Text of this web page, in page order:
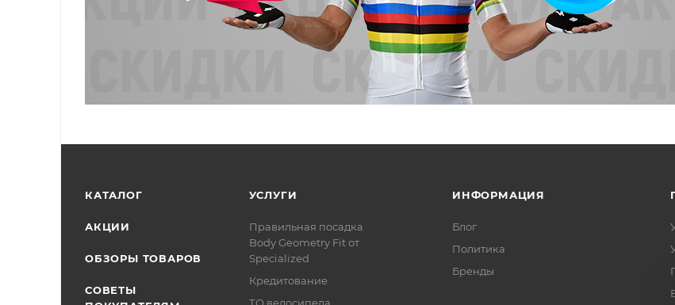
КАТАЛОГ
АКЦИИ
ОБЗОРЫ ТОВАРОВ
СОВЕТЫ
УСЛУГИ
Правильная посадка
Body Geometry Fit от
Specialized
Кредитование
ИНФОРМАЦИЯ
Блог
Политика
Бренды